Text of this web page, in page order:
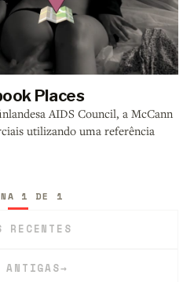
Places
AIDS Council, a McCann
utilizando uma referência
RECENTES
1 DE 1
ANTIGAS→